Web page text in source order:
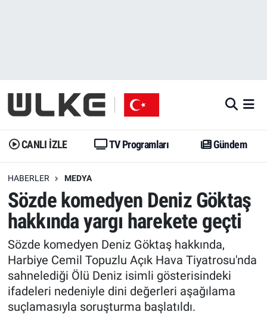
CANLI İZLE TV Programları Gündem
HABERLER MEDYA
Sözde komedyen Deniz Göktaş
hakkında yargı harekete geçti
Sözde komedyen Deniz Göktaş hakkında,
Harbiye Cemil Topuzlu Açık Hava Tiyatrosu'nda
sahnelediği Ölü Deniz isimli gösterisindeki
ifadeleri nedeniyle dini değerleri aşağılama
suçlamasıyla soruşturma başlatıldı.
Gündem
Dünya
Erişim Bilgileri
Ekonomi
Trend
Özel Haberler
Gündem
Trend
Erişim Bilgileri
Spor
Ekonomi
Dünya
İstanbul Namaz Vakitleri
Trafik Durumu
Erişim Bilgileri
Tüm Manşetler
Son Dakika Haberleri
Haber Arşivi